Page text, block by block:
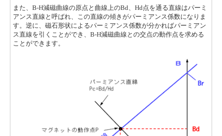
また、B-H減磁曲線の原点と曲線上のBd、Hd点を通る直線はパーミ
アンス直線と呼ばれ、この直線の傾きがパーミアンス係数になりま
す。逆に、磁石形状によるパーミアンス係数が分かればパーミアン
ス直線を引くことができ、B-H減磁曲線との交点の動作点を求める
ことができます。